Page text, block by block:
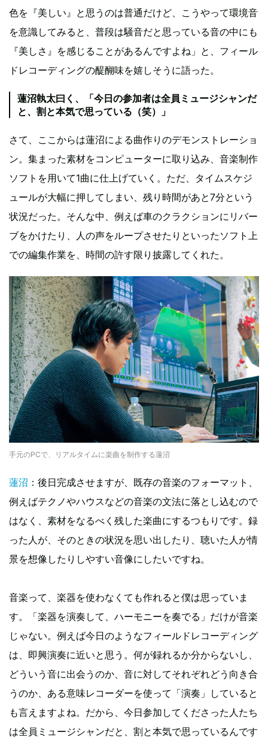
色を『美しい』と思うのは普通だけど、こうやって環境音
を意識してみると、普段は騒音だと思っている音の中にも
『美しさ』を感じることがあるんですよね」と、フィール
ドレコーディングの醍醐味を嬉しそうに語った。
蓮沼執太曰く、「今日の参加者は全員ミュージシャンだ
と、割と本気で思っている（笑）」
さて、ここからは蓮沼による曲作りのデモンストレーショ
ン。集まった素材をコンピューターに取り込み、音楽制作
ソフトを用いて1曲に仕上げていく。ただ、タイムスケジ
ュールが大幅に押してしまい、残り時間があと7分という
状況だった。そんな中、例えば車のクラクションにリバー
ブをかけたり、人の声をループさせたりといったソフト上
での編集作業を、時間の許す限り披露してくれた。
手元のPCで、リアルタイムに楽曲を制作する蓮沼
蓮沼 ：後日完成させますが、既存の音楽のフォーマット、
例えばテクノやハウスなどの音楽の文法に落とし込むので
はなく、素材をなるべく残した楽曲にするつもりです。録
った人が、そのときの状況を思い出したり、聴いた人が情
景を想像したりしやすい音像にしたいですね。
音楽って、楽器を使わなくても作れると僕は思っていま
す。「楽器を演奏して、ハーモニーを奏でる」だけが音楽
じゃない。例えば今日のようなフィールドレコーディング
は、即興演奏に近いと思う。何が録れるか分からないし、
どういう音に出会うのか、音に対してそれぞれどう向き合
うのか、ある意味レコーダーを使って「演奏」していると
も言えますよね。だから、今日参加してくださった人たち
は全員ミュージシャンだと、割と本気で思っているんです